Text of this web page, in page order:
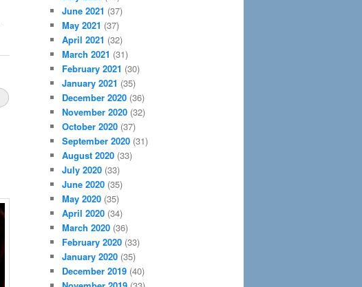
June 2021 (37)
May 2021 (37)
April 2021 (32)
March 2021 (31)
February 2021 (30)
January 2021 (35)
December 2020 (36)
November 2020 (32)
October 2020 (37)
September 2020 (31)
August 2020 (33)
July 2020 (33)
June 2020 (35)
May 2020 (35)
April 2020 (34)
March 2020 (36)
February 2020 (33)
January 2020 (35)
December 2019 (40)